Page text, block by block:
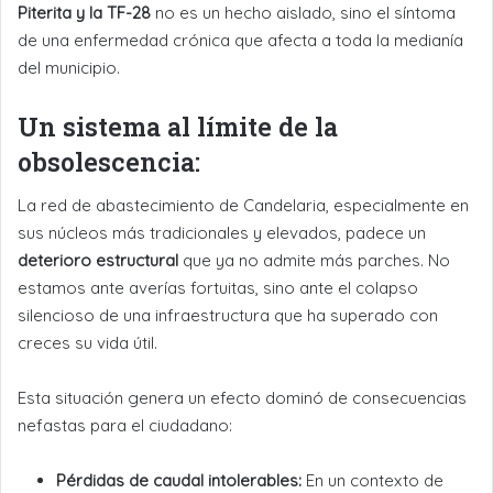
Piterita y la TF-28 no es un hecho aislado, sino el síntoma
de una enfermedad crónica que afecta a toda la medianía
del municipio.
Un sistema al límite de la
obsolescencia:
La red de abastecimiento de Candelaria, especialmente en
sus núcleos más tradicionales y elevados, padece un
deterioro estructural que ya no admite más parches. No
estamos ante averías fortuitas, sino ante el colapso
silencioso de una infraestructura que ha superado con
creces su vida útil.
Esta situación genera un efecto dominó de consecuencias
nefastas para el ciudadano:
Pérdidas de caudal intolerables: En un contexto de